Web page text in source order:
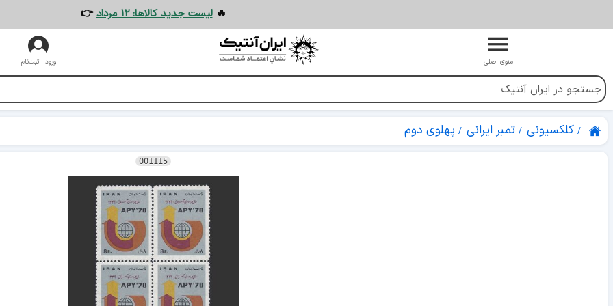
🔥لیست جدید کالاها: ۱۲ مرداد 👉
منوی اصلی ورود | ثبت‌نام
کلکسیونی تمبر ایرانی پهلوی دوم
001115